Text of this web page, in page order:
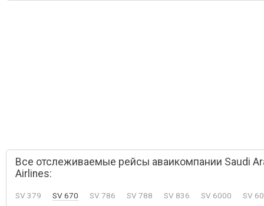
Все отслеживаемые рейсы аваикомпании Saudi
Airlines:
SV 379 SV 670 SV 786 SV 788 SV 836 SV 6000 SV